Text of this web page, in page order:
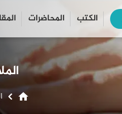
الكتب المحاضرات
home